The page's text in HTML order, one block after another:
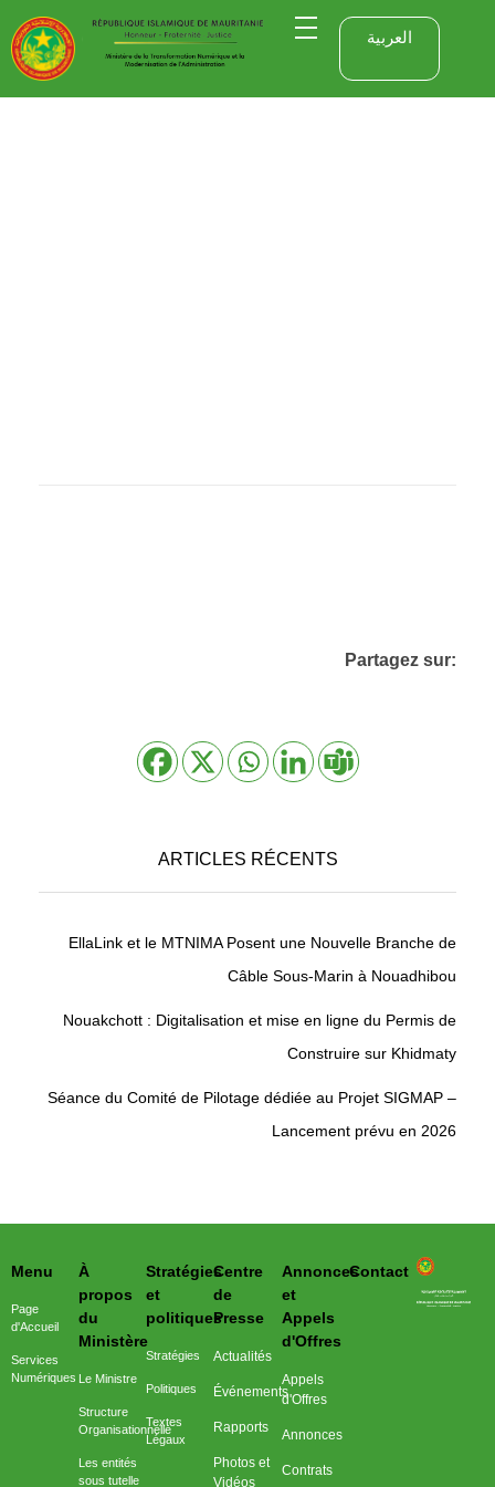
العربية
Partagez sur:
ARTICLES RÉCENTS
EllaLink et le MTNIMA Posent une Nouvelle Branche de
Câble Sous-Marin à Nouadhibou
Nouakchott : Digitalisation et mise en ligne du Permis de
Construire sur Khidmaty
Séance du Comité de Pilotage dédiée au Projet SIGMAP –
Lancement prévu en 2026
وزارة التحول الرقمي وعصرنة الادارة
Contact
Annonces
et
Appels
d'Offres
Appels
d'Offres
Annonces
Contrats
Centre
de
Presse
Actualités
Événements
Rapports
Photos et
Vidéos
Stratégies
et
politiques
Stratégies
Politiques
Textes
Légaux
À
propos
du
Ministère
Le Ministre
Structure
Organisationnelle
Les entités
sous tutelle
Menu
Page
d'Accueil
Services
Numériques